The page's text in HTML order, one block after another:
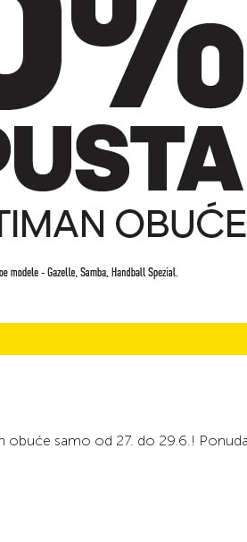
obuće samo od 27. do 29.6.!